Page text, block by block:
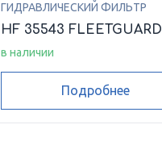
ГИДРАВЛИЧЕСКИЙ ФИЛЬТР
HF 35543 FLEETGUARD
в наличии
Подробнее